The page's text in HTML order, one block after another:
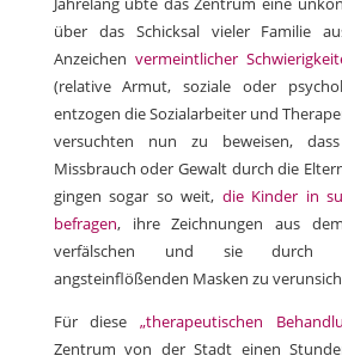
über das Schicksal vieler Familie
Anzeichen vermeintlicher
(relative Armut, soziale oder
entzogen die Sozialarbeiter und
versuchten nun zu beweisen,
Missbrauch oder Gewalt durch die
gingen sogar so weit, die Kinder in
befragen, ihre Zeichnungen aus
verfälschen und sie durch
angsteinflößenden Masken zu
Für diese„therapeutischen
Zentrum von der Stadt einen